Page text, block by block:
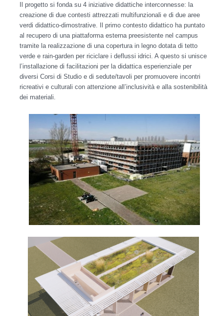
Il progetto si fonda su 4 iniziative didattiche interconnesse: la
creazione di due contesti attrezzati multifunzionali e di due aree
verdi didattico-dimostrative. Il primo contesto didattico ha puntato
al recupero di una piattaforma esterna preesistente nel campus
tramite la realizzazione di una copertura in legno dotata di tetto
verde e rain-garden per riciclare i deflussi idrici. A questo si unisce
l’installazione di facilitazioni per la didattica esperienziale per
diversi Corsi di Studio e di sedute/tavoli per promuovere incontri
ricreativi e culturali con attenzione all’inclusività e alla sostenibilità
dei materiali.